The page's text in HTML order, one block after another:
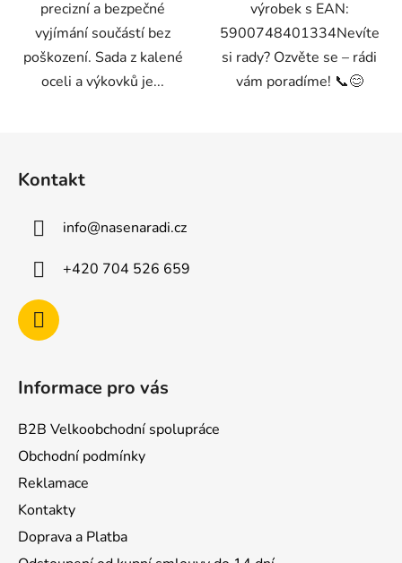
precizní a bezpečné
vyjímání součástí bez
poškození. Sada z kalené
oceli a výkovků je...
výrobek s EAN:
5900748401334Nevíte
si rady? Ozvěte se – rádi
vám poradíme! 📞😊
Kontakt
info@nasenaradi.cz
+420 704 526 659
Informace pro vás
B2B Velkoobchodní spolupráce
Obchodní podmínky
Reklamace
Kontakty
Doprava a Platba